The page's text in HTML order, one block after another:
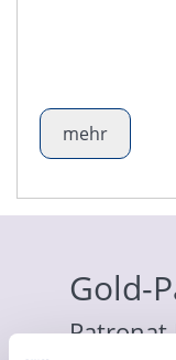
mehr
Gold-
Patronat